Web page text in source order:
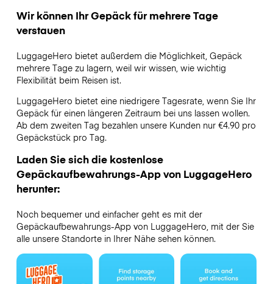
Wir können Ihr Gepäck für mehrere Tage
verstauen
LuggageHero bietet außerdem die Möglichkeit, Gepäck
mehrere Tage zu lagern, weil wir wissen, wie wichtig
Flexibilität beim Reisen ist.
LuggageHero bietet eine niedrigere Tagesrate, wenn Sie Ihr
Gepäck für einen längeren Zeitraum bei uns lassen wollen.
Ab dem zweiten Tag bezahlen unsere Kunden nur €4.90 pro
Gepäckstück pro Tag.
Laden Sie sich die kostenlose
Gepäckaufbewahrungs-App von LuggageHero
herunter:
Noch bequemer und einfacher geht es mit der
Gepäckaufbewahrungs-App von LuggageHero, mit der Sie
alle unsere Standorte in Ihrer Nähe sehen können.